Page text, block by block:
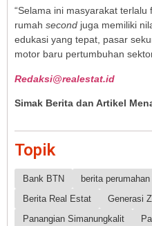
“Selama ini masyarakat
rumah second juga memiliki
edukasi yang tepat, pasar
motor baru pertumbuhan
Redaksi@realestat.id
Simak Berita dan Artikel
Topik
Bank BTN berita perumahan
Berita Real Estat
Generasi Z
Panangian Simanungkalit